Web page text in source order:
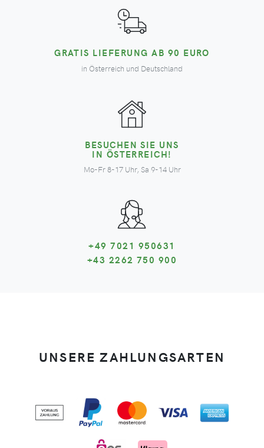
GRATIS LIEFERUNG AB 90 EURO
in Österreich und Deutschland
BESUCHEN SIE UNS
IN ÖSTERREICH!
Mo-Fr 8-17 Uhr, Sa 9-14 Uhr
+49 7021 950631
+43 2262 750 900
UNSERE ZAHLUNGSARTEN